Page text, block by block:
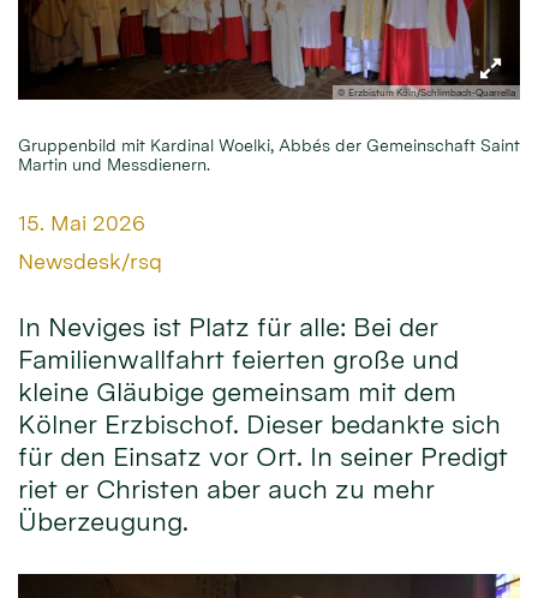
© Erzbistum Köln/Schlimbach-Quarrella
Gruppenbild mit Kardinal Woelki, Abbés der Gemeinschaft Saint
Martin und Messdienern.
Datum:
15. Mai 2026
Von:
Newsdesk/rsq
In Neviges ist Platz für alle: Bei der
Familienwallfahrt feierten große und
kleine Gläubige gemeinsam mit dem
Kölner Erzbischof. Dieser bedankte sich
für den Einsatz vor Ort. In seiner Predigt
riet er Christen aber auch zu mehr
Überzeugung.